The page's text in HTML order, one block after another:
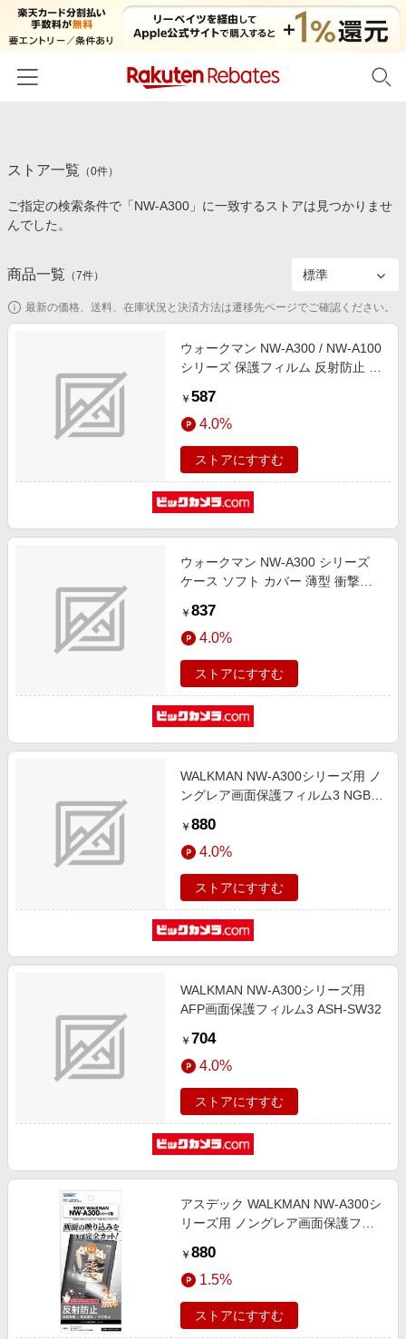
カテゴリー一覧
百貨店・総合ECモール
食品・スイーツ・お酒
コスメ・健康・医薬品
家電・PC・スマホ・カメラ
スポーツ・アウトドア・ゴルフ
旅行・レジャー・ホテル予約
金融・マネー・保険
デジタルコンテンツ
ビジネス・その他サービス
イベント一覧
初回購入者限定特典
対象ストア新規限定特典
楽天ペイ導入ストア
楽天サービス特集
わくわく夏特集
とことん買い物チャレンジ
Samsung ボーナスキャンペーン
週末の高還元 夏の長期版
ストア一覧 （0件）
ご指定の検索条件で「NW-A300」に一致するストアは見つかりませ
んでした。
商品一覧 （7件）
最新の価格、送料、在庫状況と決済方法は遷移先ページでご確認ください。
ウォークマン NW-A300 / NW-A100
シリーズ 保護フィルム 反射防止 抗
NW-A307 NW-A100TPS NW-A105
NW-A105HN NW-A106 NW-A107
各種対応 】 AVS-A23FLF
￥ 587
4.0%
ストアにすすむ
ウォークマン NW-A300 シリーズ
ケース ソフト カバー 薄型 衝撃吸
NW-A307 各種対応 】 極み設計 透
明 クリア AVS-A23UCTCR
￥ 837
4.0%
ストアにすすむ
WALKMAN NW-A300シリーズ用 ノ
ングレア画面保護フィルム3 NGB-
￥ 880
4.0%
ストアにすすむ
WALKMAN NW-A300シリーズ用
AFP画面保護フィルム3 ASH-SW32
￥ 704
4.0%
ストアにすすむ
アスデック WALKMAN NW-A300シ
リーズ用 ノングレア画面保護フィ
￥ 880
1.5%
ストアにすすむ